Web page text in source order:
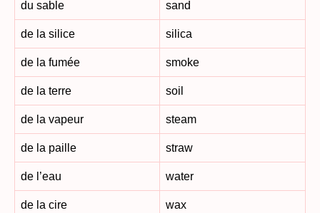
du sable sand
de la silice silica
de la fumée smoke
de la terre soil
de la vapeur steam
de la paille straw
de l’eau water
de la cire wax